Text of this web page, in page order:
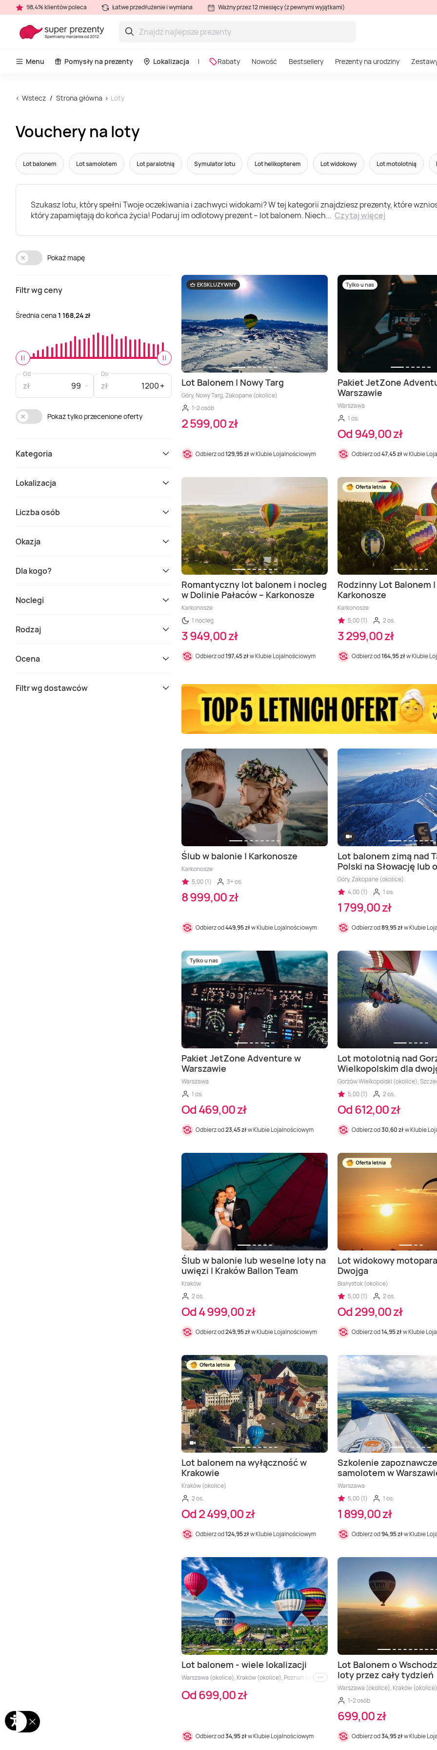
98,4% klientów poleca Łatwe przedłużenie i wymiana Ważny przez 12 miesięcy (z pewnymi wyjątkami)
Menu Pomysły na prezenty Lokalizacja Rabaty Nowość Bestsellery Prezenty na urodziny
Wstecz Strona główna Loty
Vouchery na loty
Lot balonem Lot samolotem Lot paralotnią Symulator lotu Lot helikopterem Lot widokowy Lot motolotnią
Szukasz lotu, który spełni Twoje oczekiwania i zachwyci widokami? W tej kategorii znajdziesz prezenty, które
który zapamiętają do końca życia! Podaruj im odlotowy prezent – lot balonem. Niech... Czytaj więcej
Pokaż mapę
Filtr wg ceny
Średnia cena 1 168,24 zł
Od
zł
Do
zł
Pokaż tylko przecenione oferty
Kategoria
Lokalizacja
Liczba osób
Okazja
Dla kogo?
Noclegi
Rodzaj
Ocena
Filtr wg dostawców
EKSKLUZYWNY
Lot Balonem | Nowy Targ
Góry, Nowy Targ, Zakopane (okolice)
1-2 osób
2 599,00 zł
Odbierz od129,95 złw Klubie Lojalnościowym
Tylko u nas
Pakiet JetZone
Warszawie
Warszawa
1 os.
Od 949,00 zł
Odbierz od47,45 złw Klubie
Romantyczny lot balonem i nocleg
w Dolinie Pałaców – Karkonosze
Karkonosze
1 nocleg
3 949,00 zł
Odbierz od197,45 złw Klubie Lojalnościowym
Rodzinny Lot Balonem |
Karkonosze
Karkonosze
5,00 (1)
2 os.
3 299,00 zł
Odbierz od164,95 złw Klubie
Ślub w balonie | Karkonosze
Karkonosze
5,00 (1)
3+ os.
8 999,00 zł
Odbierz od449,95 złw Klubie Lojalnościowym
Lot balonem zimą nad
Polski na Słowację lub
Góry, Zakopane (okolice)
4,00 (1)
1 os.
1 799,00 zł
Odbierz od89,95 złw Klubie
Tylko u nas
Pakiet JetZone Adventure w
Warszawie
Warszawa
1 os.
Od 469,00 zł
Odbierz od23,45 złw Klubie Lojalnościowym
Lot motolotnią nad
Wielkopolskim dla
Gorzów Wielkopolski (okolice),
5,00 (1)
2 os.
Od 612,00 zł
Odbierz od30,60 złw Klubie
Ślub w balonie lub weselne loty na
uwięzi | Kraków Ballon Team
Kraków
2 os.
Od 4 999,00 zł
Odbierz od249,95 złw Klubie Lojalnościowym
Lot widokowy
Dwojga
Białystok (okolice)
5,00 (1)
2 os.
Od 299,00 zł
Odbierz od14,95 złw Klubie
Lot balonem na wyłączność w
Krakowie
Kraków (okolice)
2 os.
Od 2 499,00 zł
Odbierz od124,95 złw Klubie Lojalnościowym
Szkolenie
samolotem w
Warszawa
5,00 (1)
1 os.
1 899,00 zł
Odbierz od94,95 złw Klubie
Lot balonem - wiele lokalizacji
Warszawa (okolice), Kraków (okolice), Poznań (okolice), Wrocław (okolice), Trójmiasto
i inne
Od 699,00 zł
Odbierz od34,95 złw Klubie Lojalnościowym
Lot Balonem o
loty przez cały tydzień
Warszawa (okolice), Kraków
1-2 osób
699,00 zł
Odbierz od34,95 złw Klubie